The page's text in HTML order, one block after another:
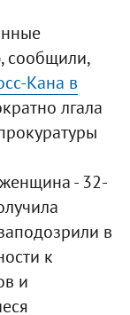
сообщили,
Кана в
лгала
- 32-
в
к
и